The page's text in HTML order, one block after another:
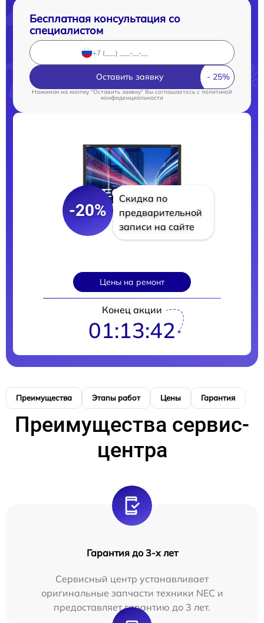
Бесплатная консультация со
специалистом
Оставить заявку
Нажимая на кнопку "Оставить заявку" Вы соглашаетесь cполитикой
конфиденциальности
-20%
Скидка по
предварительной
записи на сайте
Цены на ремонт
Конец акции
01:13:41
Преимущества Этапы работ Цены Гарантия
Преимущества сервис-
центра
Гарантия до 3-х лет
Сервисный центр устанавливает
оригинальные запчасти техники NEC и
предоставляет гарантию до 3 лет.